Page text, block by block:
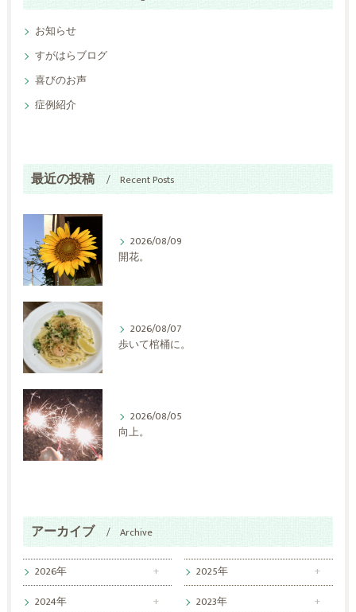
お知らせ
すがはらブログ
喜びのお声
症例紹介
最近の投稿 Recent Posts
2026/08/09
開花。
2026/08/07
歩いて棺桶に。
2026/08/05
向上。
アーカイブ Archive
2026年
2025年
2024年
2023年